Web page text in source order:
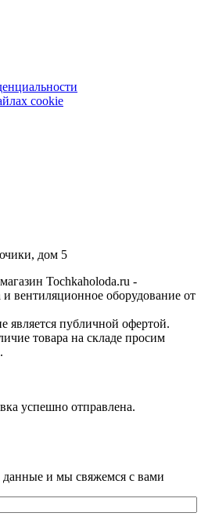
cookie
дом 5
Tochkaholoda.ru -
и вентиляционное оборудование от
является публичной офертой.
товара на складе просим
успешно отправлена.
данные и мы свяжемся с вами